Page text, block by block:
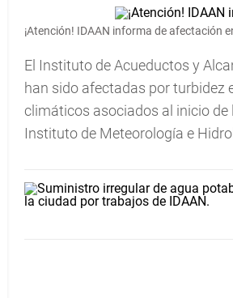
¡Atención! IDAAN informa de afectación
El Instituto de Acueductos y
han sido afectadas por turbidez
climáticos asociados al inicio de
Instituto de Meteorología e